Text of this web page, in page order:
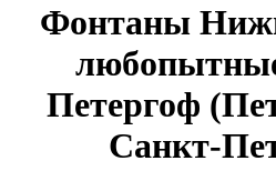
Фонтаны
Петергоф
Санкт-